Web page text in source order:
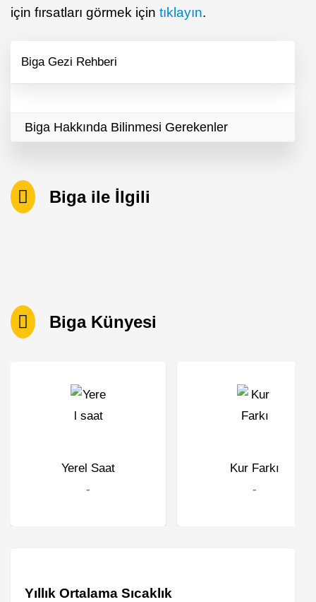
için fırsatları görmek için tıklayın.
Biga Gezi Rehberi
Biga Hakkında Bilinmesi Gerekenler
Biga ile İlgili
Biga Künyesi
Yerel Saat
-
Kur Farkı
-
Yıllık Ortalama Sıcaklık